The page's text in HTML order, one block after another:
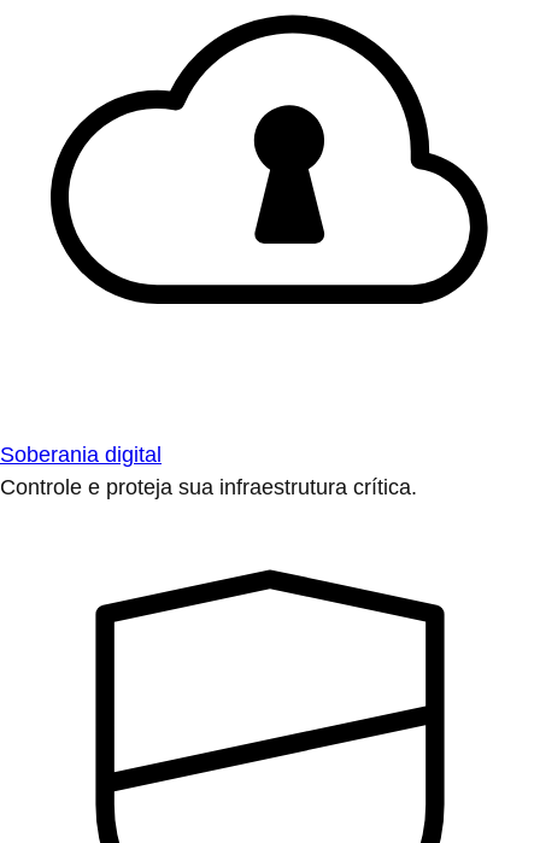
Soberania digital
Controle e proteja sua infraestrutura crítica.